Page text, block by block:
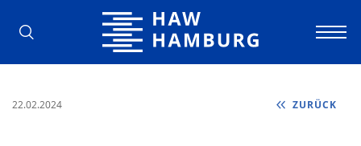
Hochschule für Angewandte
22.02.2024 ZURÜCK